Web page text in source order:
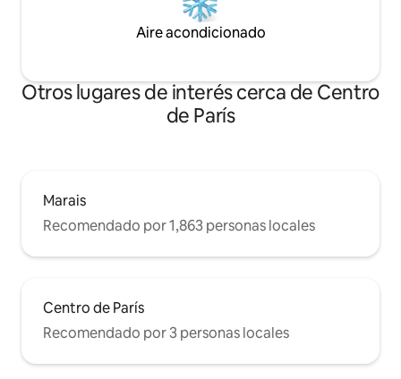
Aire acondicionado
Otros lugares de interés cerca de Centro
de París
Marais
Recomendado por 1,863 personas locales
Centro de París
Recomendado por 3 personas locales